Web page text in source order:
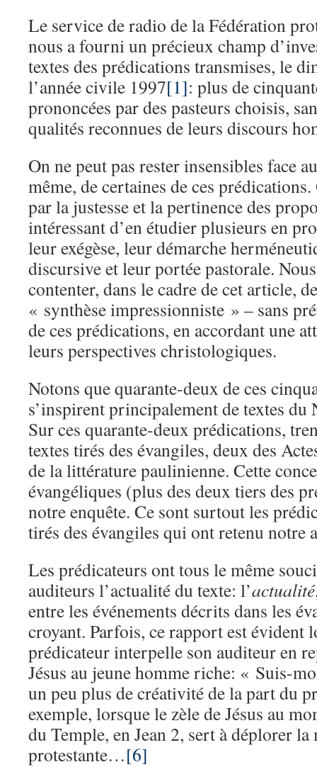
Le service de radio de la Fédération
nous a fourni un précieux champ
textes des prédications transmises, le
l’année civile 1997[1]: plus de
prononcées par des pasteurs choisis,
qualités reconnues de leurs discours
On ne peut pas rester insensibles face
même, de certaines de ces
par la justesse et la pertinence des
intéressant d’en étudier plusieurs en
leur exégèse, leur démarche
discursive et leur portée pastorale.
contenter, dans le cadre de cet article,
« synthèse impressionniste » – sans
de ces prédications, en accordant une
leurs perspectives christologiques.
Notons que quarante-deux de ces
s’inspirent principalement de textes du
Sur ces quarante-deux prédications,
textes tirés des évangiles, deux des
de la littérature paulinienne. Cette
évangéliques (plus des deux tiers des
notre enquête. Ce sont surtout les
tirés des évangiles qui ont retenu notre
Les prédicateurs ont tous le même
auditeurs l’actualité du texte: l’actualité
entre les événements décrits dans les
croyant. Parfois, ce rapport est évident
prédicateur interpelle son auditeur en
Jésus au jeune homme riche: « Suis-
un peu plus de créativité de la part du
exemple, lorsque le zèle de Jésus au
du Temple, en Jean 2, sert à déplorer
protestante…[6]